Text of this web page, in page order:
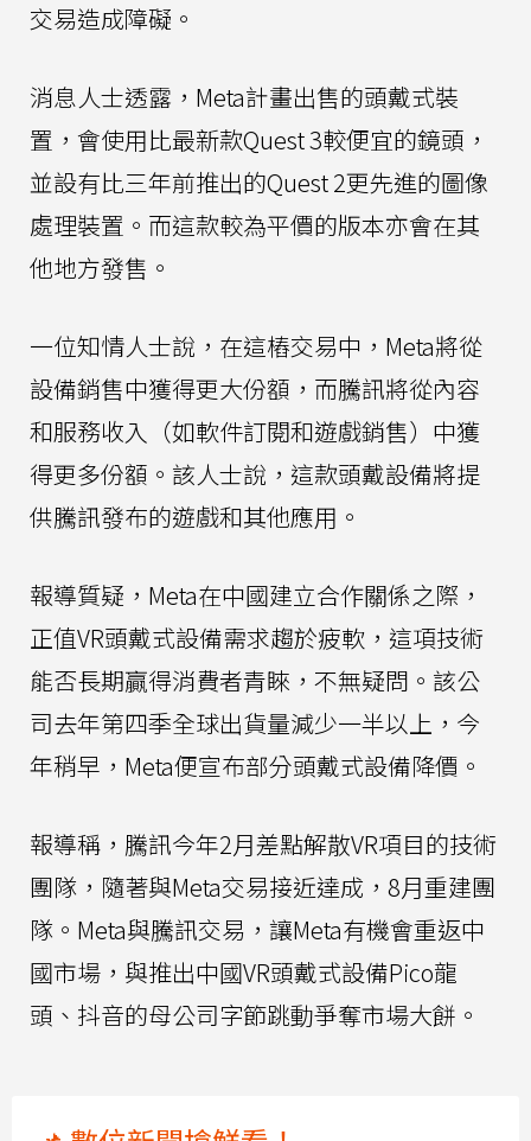
交易造成障礙。
消息人士透露，Meta計畫出售的頭戴式裝
置，會使用比最新款Quest 3較便宜的鏡頭，
並設有比三年前推出的Quest 2更先進的圖像
處理裝置。而這款較為平價的版本亦會在其
他地方發售。
一位知情人士說，在這樁交易中，Meta將從
設備銷售中獲得更大份額，而騰訊將從內容
和服務收入（如軟件訂閱和遊戲銷售）中獲
得更多份額。該人士說，這款頭戴設備將提
供騰訊發布的遊戲和其他應用。
報導質疑，Meta在中國建立合作關係之際，
正值VR頭戴式設備需求趨於疲軟，這項技術
能否長期贏得消費者青睞，不無疑問。該公
司去年第四季全球出貨量減少一半以上，今
年稍早，Meta便宣布部分頭戴式設備降價。
報導稱，騰訊今年2月差點解散VR項目的技術
團隊，隨著與Meta交易接近達成，8月重建團
隊。Meta與騰訊交易，讓Meta有機會重返中
國市場，與推出中國VR頭戴式設備Pico龍
頭、抖音的母公司字節跳動爭奪市場大餅。